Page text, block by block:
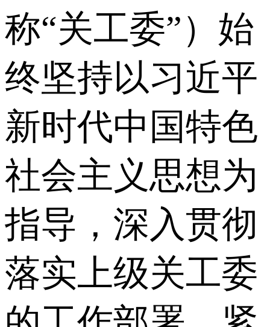
称“关工委”）始
终坚持以习近平
新时代中国特色
社会主义思想为
指导，深入贯彻
落实上级关工委